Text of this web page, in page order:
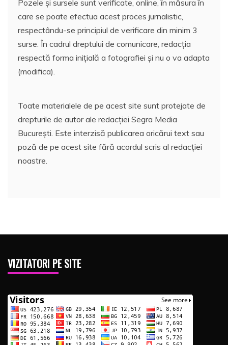
Pozele și sursele sunt verificate, online, în măsura în
care se poate efectua acest proces jurnalistic,
respectându-se principiul de verificare din minim 3
surse. În cadrul dreptului de comunicare, redacția
respectă forma inițială a fotografiei și nu o va adapta
(modifica).
Toate materialele de pe acest site sunt protejate de
drepturile de autor ale redacției Segra Media
București. Este interzisă publicarea oricărui text sau
poză de pe acest site fără acordul scris al redacției
noastre.
VIZITATORI PE SITE